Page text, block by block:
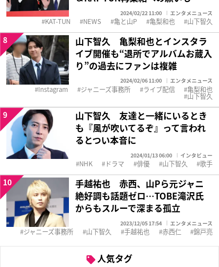
2024/02/22 11:00 エンタメニュース
KAT-TUN NEWS 亀と山P 亀梨和也 山下智久
山下智久 亀梨和也とインスタラ
イブ開催も“退所でアルバムお蔵入
り”の過去にファンは複雑
2024/02/06 11:00 エンタメニュース
8
Instagram ジャニーズ事務所 ライブ配信 亀梨和也
山下智久
山下智久 友達と一緒にいるとき
も『風が吹いてるぞ』って言われ
るとつい本音に
2024/01/13 06:00 インタビュー
9
NHK ドラマ 俳優 山下智久 歌手
手越祐也 赤西、山Pら元ジャニ
絶好調も話題ゼロ…TOBE滝沢氏
からもスルーで深まる孤立
2023/12/05 17:54 エンタメニュース
10
ジャニーズ事務所 山下智久 手越祐也 赤西仁 錦戸亮
人気タグ